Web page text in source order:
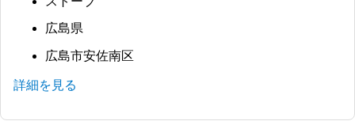
広島県
広島市安佐南区
詳細を見る